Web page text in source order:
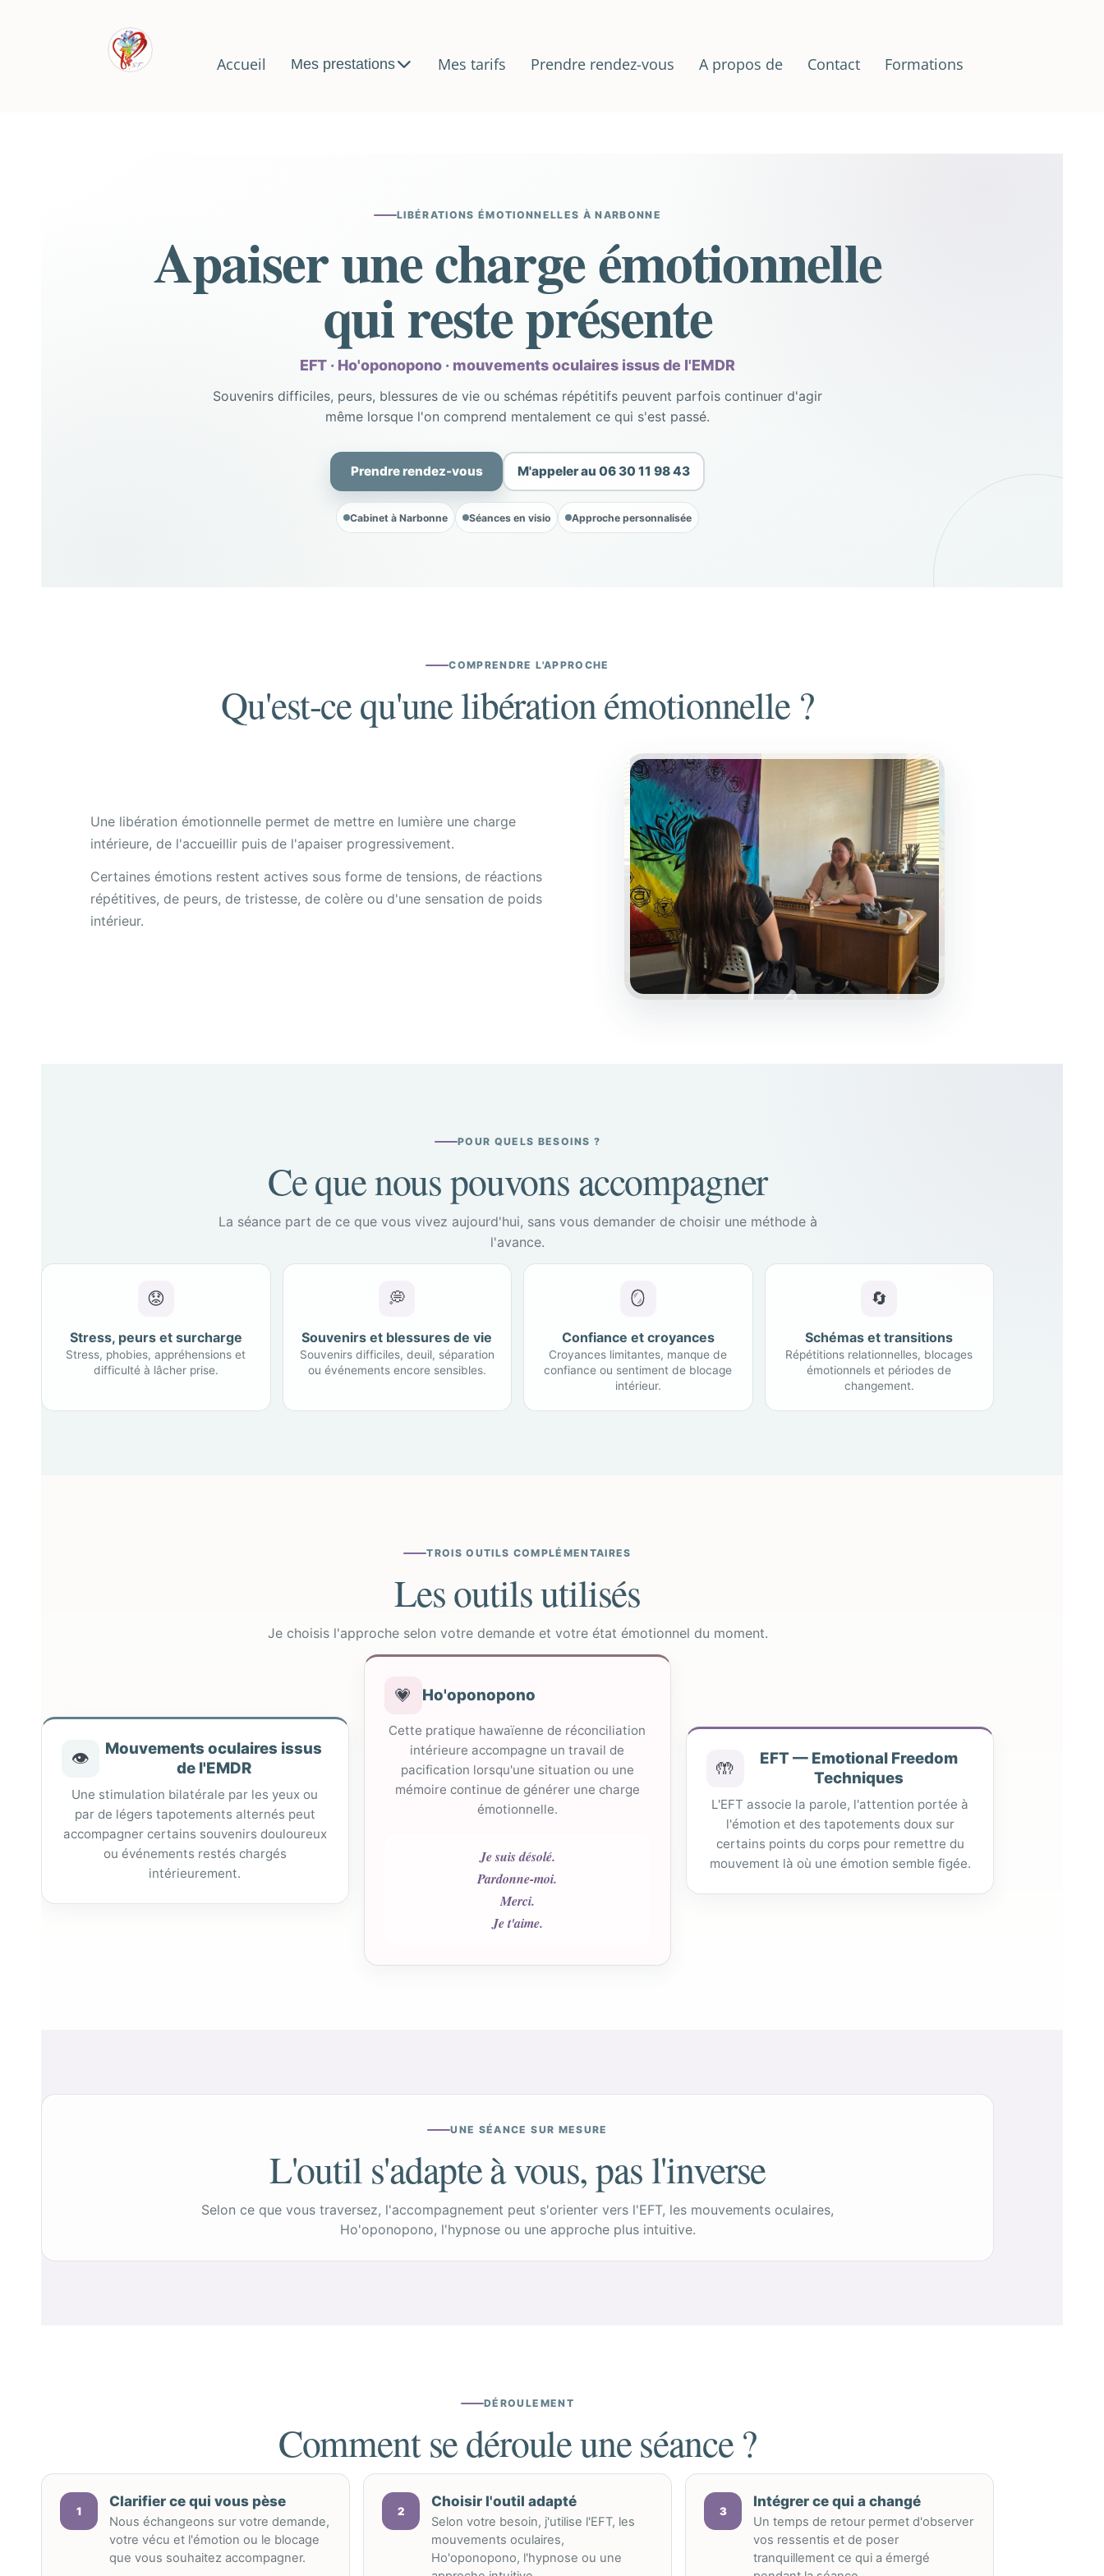
Accueil Mes prestations Mes tarifs Prendre rendez-vous A propos de Contact Formations
LIBÉRATIONS ÉMOTIONNELLES À NARBONNE
Apaiser une charge émotionnelle
qui reste présente
EFT · Ho'oponopono · mouvements oculaires issus de l'EMDR
Souvenirs difficiles, peurs, blessures de vie ou schémas répétitifs peuvent parfois continuer d'agir
même lorsque l'on comprend mentalement ce qui s'est passé.
Prendre rendez-vous M'appeler au 06 30 11 98 43
Cabinet à Narbonne Séances en visio Approche personnalisée
COMPRENDRE L'APPROCHE
Qu'est-ce qu'une libération émotionnelle ?
Une libération émotionnelle permet de mettre en lumière une charge
intérieure, de l'accueillir puis de l'apaiser progressivement.
Certaines émotions restent actives sous forme de tensions, de réactions
répétitives, de peurs, de tristesse, de colère ou d'une sensation de poids
intérieur.
POUR QUELS BESOINS ?
Ce que nous pouvons accompagner
La séance part de ce que vous vivez aujourd'hui, sans vous demander de choisir une méthode à
l'avance.
😟
Stress, peurs et surcharge
Stress, phobies, appréhensions et
difficulté à lâcher prise.
💭
Souvenirs et blessures de vie
Souvenirs difficiles, deuil, séparation
ou événements encore sensibles.
🪞
Confiance et croyances
Croyances limitantes, manque de
confiance ou sentiment de blocage
intérieur.
🔄
Schémas et transitions
Répétitions relationnelles, blocages
émotionnels et périodes de
changement.
TROIS OUTILS COMPLÉMENTAIRES
Les outils utilisés
Je choisis l'approche selon votre demande et votre état émotionnel du moment.
👁️
Mouvements oculaires issus
de l'EMDR
Une stimulation bilatérale par les yeux ou
par de légers tapotements alternés peut
accompagner certains souvenirs douloureux
ou événements restés chargés
intérieurement.
💗 Ho'oponopono
Cette pratique hawaïenne de réconciliation
intérieure accompagne un travail de
pacification lorsqu'une situation ou une
mémoire continue de générer une charge
émotionnelle.
Je suis désolé.
Pardonne-moi.
Merci.
Je t'aime.
🤲
EFT — Emotional Freedom
Techniques
L'EFT associe la parole, l'attention portée à
l'émotion et des tapotements doux sur
certains points du corps pour remettre du
mouvement là où une émotion semble figée.
UNE SÉANCE SUR MESURE
L'outil s'adapte à vous, pas l'inverse
Selon ce que vous traversez, l'accompagnement peut s'orienter vers l'EFT, les mouvements oculaires,
Ho'oponopono, l'hypnose ou une approche plus intuitive.
DÉROULEMENT
Comment se déroule une séance ?
1
Clarifier ce qui vous pèse
Nous échangeons sur votre demande,
votre vécu et l'émotion ou le blocage
que vous souhaitez accompagner.
2
Choisir l'outil adapté
Selon votre besoin, j'utilise l'EFT, les
mouvements oculaires,
Ho'oponopono, l'hypnose ou une
3
Intégrer ce qui a changé
Un temps de retour permet d'observer
vos ressentis et de poser
tranquillement ce qui a émergé